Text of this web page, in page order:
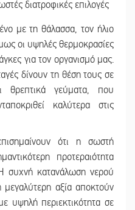
με τη θάλασσα, τον ήλιο
οι υψηλές θερμοκρασίες
για τον οργανισμό μας.
δίνουν τη θέση τους σε
θρεπτικά γεύματα, που
καλύτερα στις
ότι η σωστή
προτεραιότητα
συχνή κατανάλωση νερού
μεγαλύτερη αξία αποκτούν
υψηλή περιεκτικότητα σε